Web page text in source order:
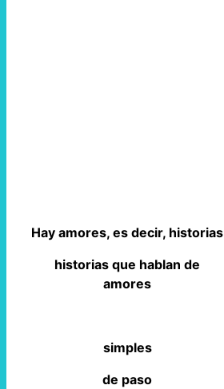
Hay amores, es decir, historias
historias que hablan de
amores
simples
de paso